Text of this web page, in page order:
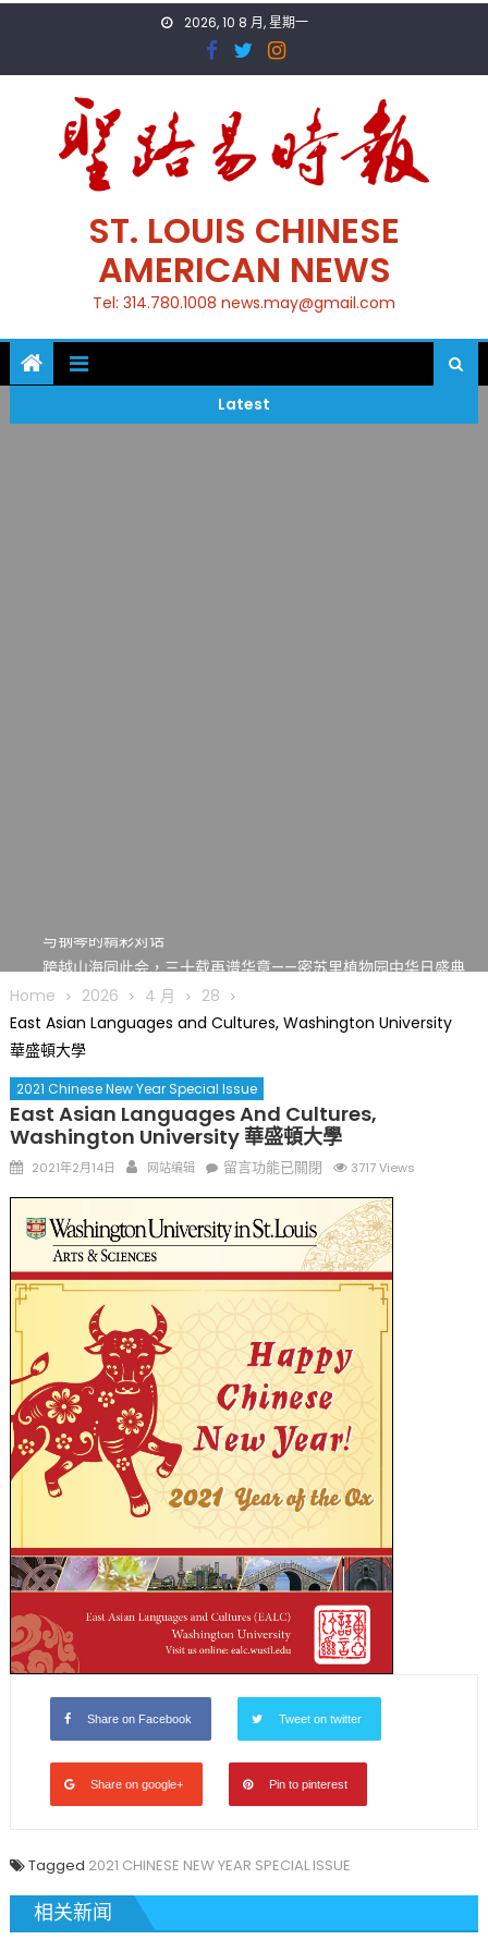
2026, 10 8 月, 星期一
ST. LOUIS CHINESE
AMERICAN NEWS
Tel: 314.780.1008 news.may@gmail.com
Latest
跨越山海同此会，三十载再谱华章——密苏里植物园中华日盛典
圆满举行
圣路易龙舟俱乐部5月16日龙舟体验日 邀请各界亲身体验划行乐
趣 + 水上竞速魅力
执掌密苏里植物园近四十年 致力推动全球植物多样性研究与中美
合作 Peter Raven 博士逝世 享年89岁
一晃三十年，初夏又相逢。中华日，等你来赴约 —— 密苏里植物
园“中华日三十周年特别报道（五）
筝声与琴韵交汇：刘励(Li Statler)与钢琴家Darek演绎一场古筝
与钢琴的精彩对话
Home 2026 4 月
28
East Asian Languages and Cultures, Washington University
華盛頓大學
2021 Chinese New Year Special Issue
East Asian Languages And Cultures,
Washington University 華盛頓大學
Posted
2021年2月14日 Author
网站编辑
在
Asian
Languages
Cultures,
University
盛
頓
大
中
留言功能已關閉 3717 Views
Share on Facebook Tweet on twitter
Share on google+ Pin to pinterest
Tagged 2021 CHINESE NEW YEAR SPECIAL ISSUE
相关新闻